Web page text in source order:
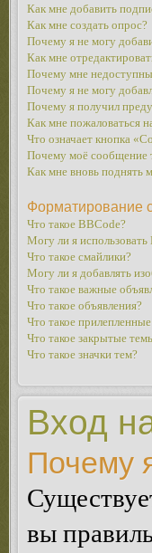
Как мне добавить
Как мне создать опрос?
Почему я не могу
Как мне
Почему мне
Почему я не могу
Почему я получил
Как мне пожаловаться
Что означает кнопка
Почему моё сообщение
Как мне вновь поднять
Форматирование
Что такое BBCode?
Могу ли я
Что такое смайлики?
Могу ли я добавлять
Что такое важные
Что такое объявления?
Что такое
Что такое закрытые
Что такое значки тем?
Вход
Почему
вы